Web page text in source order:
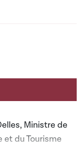
Ministre de
et du Tourisme